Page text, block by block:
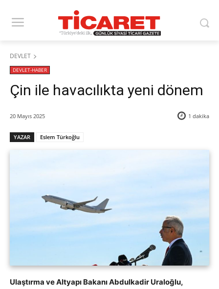
DEVLET
DEVLET-HABER
Çin ile havacılıkta yeni dönem
20 Mayıs 2025 1 dakika
YAZAR Eslem Türkoğlu
Ulaştırma ve Altyapı Bakanı Abdulkadir Uraloğlu,